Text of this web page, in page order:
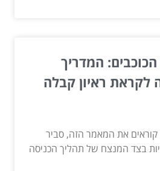
המדריך
לקראת ראיון קבלה
קוראים את המאמר הזה, סביר
בצד המנצח של תהליך הכניסה